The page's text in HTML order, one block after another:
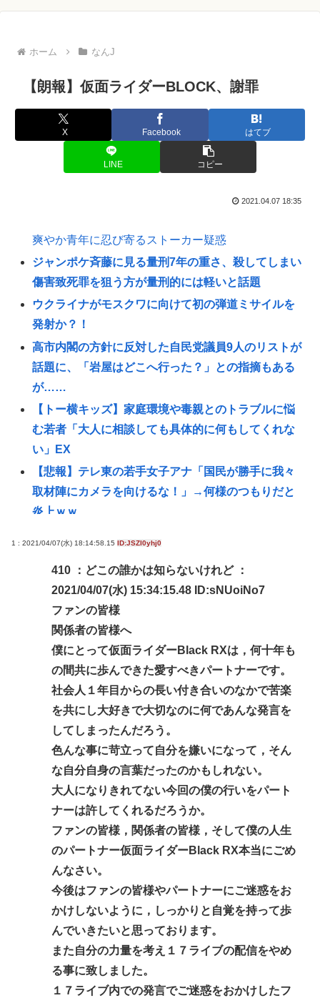
ホーム なんJ
【朗報】仮面ライダーBLOCK、謝罪
X Facebook はてブ
LINE コピー
2021.04.07 18:35
爽やか青年に忍び寄るストーカー疑惑
ジャンポケ斉藤に見る量刑7年の重さ、殺してしまい
傷害致死罪を狙う方が量刑的には軽いと話題
ウクライナがモスクワに向けて初の弾道ミサイルを
発射か？！
高市内閣の方針に反対した自民党議員9人のリストが
話題に、「岩屋はどこへ行った？」との指摘もある
が……
【トー横キッズ】家庭環境や毒親とのトラブルに悩
む若者「大人に相談しても具体的に何もしてくれな
い」EX
【悲報】テレ東の若手女子アナ「国民が勝手に我々
取材陣にカメラを向けるな！」→何様のつもりだと
炎上ｗｗ
昔のおまいら「マクドはクソ！モスバーガー最高
や！」👈この風潮はもう無くなった？
【悲報】3大バーガーキングの弱点「冷めてる」
現在ヤフコメ時速ランキング1位の記事がこれ。どう
思う？
「まるで難民キャンプ」 避難所の劣悪な環境に専
門家も「びっくりした」 車中泊にもリスクが
「熱したフライパンに飛び込むようなもの」
日本『30℃』でも涼しい
【衝撃】北朝鮮、ロシアに5万人派兵か
ベジットのベジータ要素、ネーミングセンスしかな
クーラーつけるくらいなら死を選ぶ 7割超え
Powered by livedoor 相互RSS
1 : 2021/04/07(水) 18:14:58.15 ID:JSZI0yhj0
410 ：どこの誰かは知らないけれど ：
2021/04/07(水) 15:34:15.48 ID:sNUoiNo7
ファンの皆様
関係者の皆様へ
僕にとって仮面ライダーBlack RXは，何十年も
の間共に歩んできた愛すべきパートナーです。
社会人１年目からの長い付き合いのなかで苦楽
を共にし大好きで大切なのに何であんな発言を
してしまったんだろう。
色んな事に苛立って自分を嫌いになって，そん
な自分自身の言葉だったのかもしれない。
大人になりきれてない今回の僕の行いをパート
ナーは許してくれるだろうか。
ファンの皆様，関係者の皆様，そして僕の人生
のパートナー仮面ライダーBlack RX本当にごめ
んなさい。
今後はファンの皆様やパートナーにご迷惑をお
かけしないように，しっかりと自覚を持って歩
んでいきたいと思っております。
また自分の力量を考え１７ライブの配信をやめ
る事に致しました。
１７ライブ内での発言でご迷惑をおかけしたフ